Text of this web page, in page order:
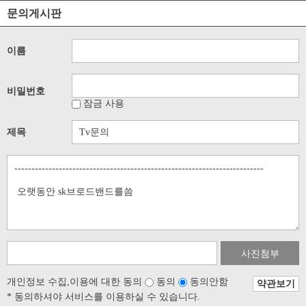
문의게시판
이름
비밀번호
잠금 사용
제목
사진첨부
개인정보 수집,이용에 대한 동의 동의 동의안함
약관보기
* 동의하셔야 서비스를 이용하실 수 있습니다.